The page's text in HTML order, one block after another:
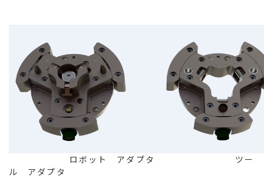
ロボット アダプタ ツー
ル アダプタ